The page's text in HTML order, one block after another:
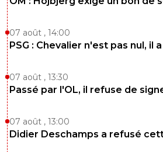
07 août , 14:00
PSG : Chevalier n'est pas nul, il
07 août , 13:30
Passé par l'OL, il refuse de
07 août , 13:00
Didier Deschamps a refusé